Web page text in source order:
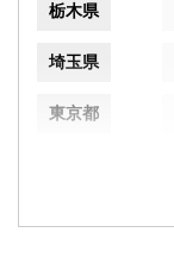
栃木県
埼玉県
東京都